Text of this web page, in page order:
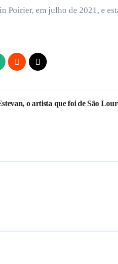
Poirier, em julho de 2021, e
o artista que foi de São